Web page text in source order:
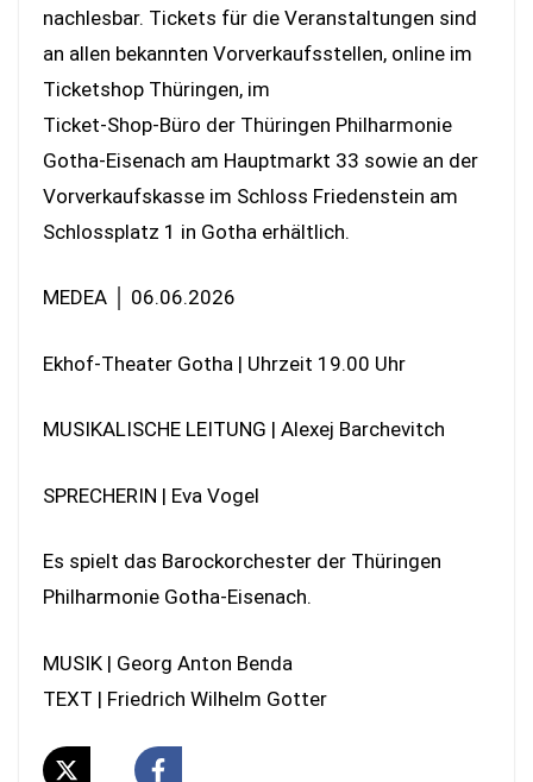
nachlesbar. Tickets für die Veranstaltungen sind
an allen bekannten Vorverkaufsstellen, online im
Ticketshop Thüringen, im
Ticket-Shop-Büro der Thüringen Philharmonie
Gotha-Eisenach am Hauptmarkt 33 sowie an der
Vorverkaufskasse im Schloss Friedenstein am
Schlossplatz 1 in Gotha erhältlich.
MEDEA │ 06.06.2026
Ekhof-Theater Gotha | Uhrzeit 19.00 Uhr
MUSIKALISCHE LEITUNG | Alexej Barchevitch
SPRECHERIN | Eva Vogel
Es spielt das Barockorchester der Thüringen
Philharmonie Gotha-Eisenach.
MUSIK | Georg Anton Benda
TEXT | Friedrich Wilhelm Gotter